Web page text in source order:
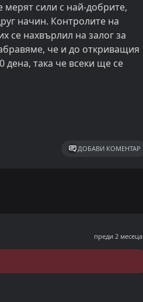
сили с най-добрите,
начин. Контролите на
се нахвърлил на залог за
че и до откриващия
дена, така че всеки ще се
ДОБАВИ КОМЕНТАР
преди 2 месеца